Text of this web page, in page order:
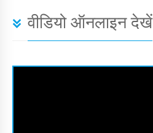
वीडियो ऑनलाइन देखें